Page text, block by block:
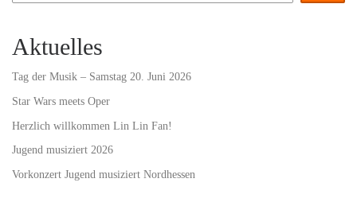
Aktuelles
Tag der Musik – Samstag 20. Juni 2026
Star Wars meets Oper
Herzlich willkommen Lin Lin Fan!
Jugend musiziert 2026
Vorkonzert Jugend musiziert Nordhessen